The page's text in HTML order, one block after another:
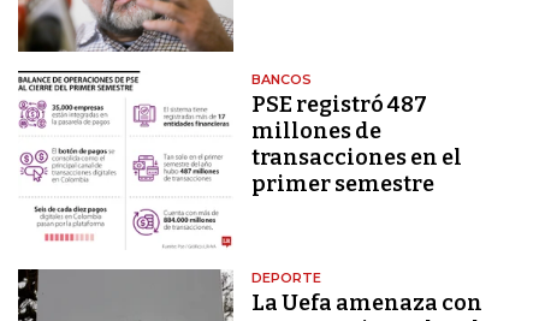
BANCOS
PSE registró 487
millones de
transacciones en el
primer semestre
DEPORTE
La Uefa amenaza con